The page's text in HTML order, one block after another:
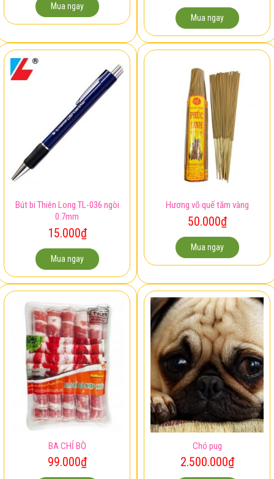
Mua ngay
Mua ngay
Bút bi Thiên Long TL-036 ngòi
0.7mm
15.000₫
Mua ngay
Hương võ quế tăm vàng
50.000₫
Mua ngay
BA CHỈ BÒ
99.000₫
Chó pug
2.500.000₫